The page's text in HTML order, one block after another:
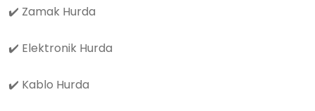
✔️ Zamak Hurda
✔️ Elektronik Hurda
✔️ Kablo Hurda